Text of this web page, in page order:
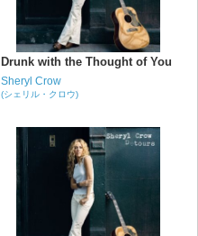
Drunk with the Thought of You
Sheryl Crow
(シェリル・クロウ)